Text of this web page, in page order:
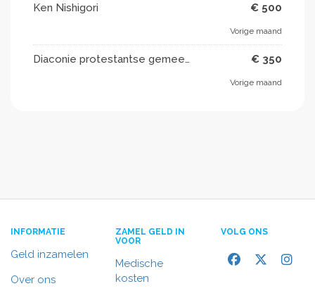
Ken Nishigori € 500
Vorige maand
Diaconie protestantse gemeente landsmeer € 350
Vorige maand
INFORMATIE
Geld inzamelen
Over ons
ZAMEL GELD IN
VOOR
Medische
kosten
VOLG ONS